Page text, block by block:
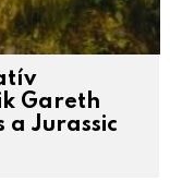
Gareth
a Jurassic